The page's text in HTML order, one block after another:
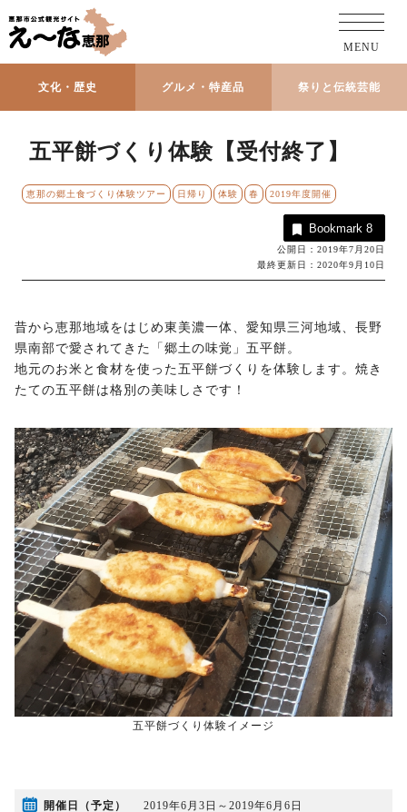
文化・歴史 グルメ・特産品 祭りと伝統芸能
MENU
五平餅づくり体験【受付終了】
恵那の郷土食づくり体験ツアー 日帰り 体験 春 2019年度開催
Bookmark 8
公開日：2019年7月20日
最終更新日：2020年9月10日
昔から恵那地域をはじめ東美濃一体、愛知県三河地域、長野
県南部で愛されてきた「郷土の味覚」五平餅。
地元のお米と食材を使った五平餅づくりを体験します。焼き
たての五平餅は格別の美味しさです！
五平餅づくり体験イメージ
開催日（予定）
2019年6月3日～2019年6月6日